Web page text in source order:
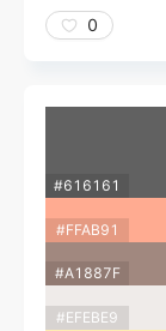
0
#616161
#FFAB91
#A1887F
#EFEBE9